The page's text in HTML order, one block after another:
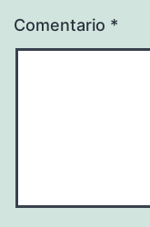
Comentario *